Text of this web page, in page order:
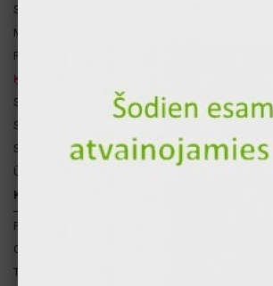
Saldais Krējums
Mozzarella
Pesto mērce
Ķiploki
Svaigs tomāts
Svaiga paprika
Sīpoli
Ūdens
Kopā par 1 gb.
Proteīni
Ogļhidrāti
Tauki